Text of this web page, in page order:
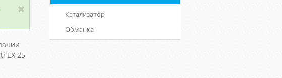
ЕХ 25
Катализатор
Обманка